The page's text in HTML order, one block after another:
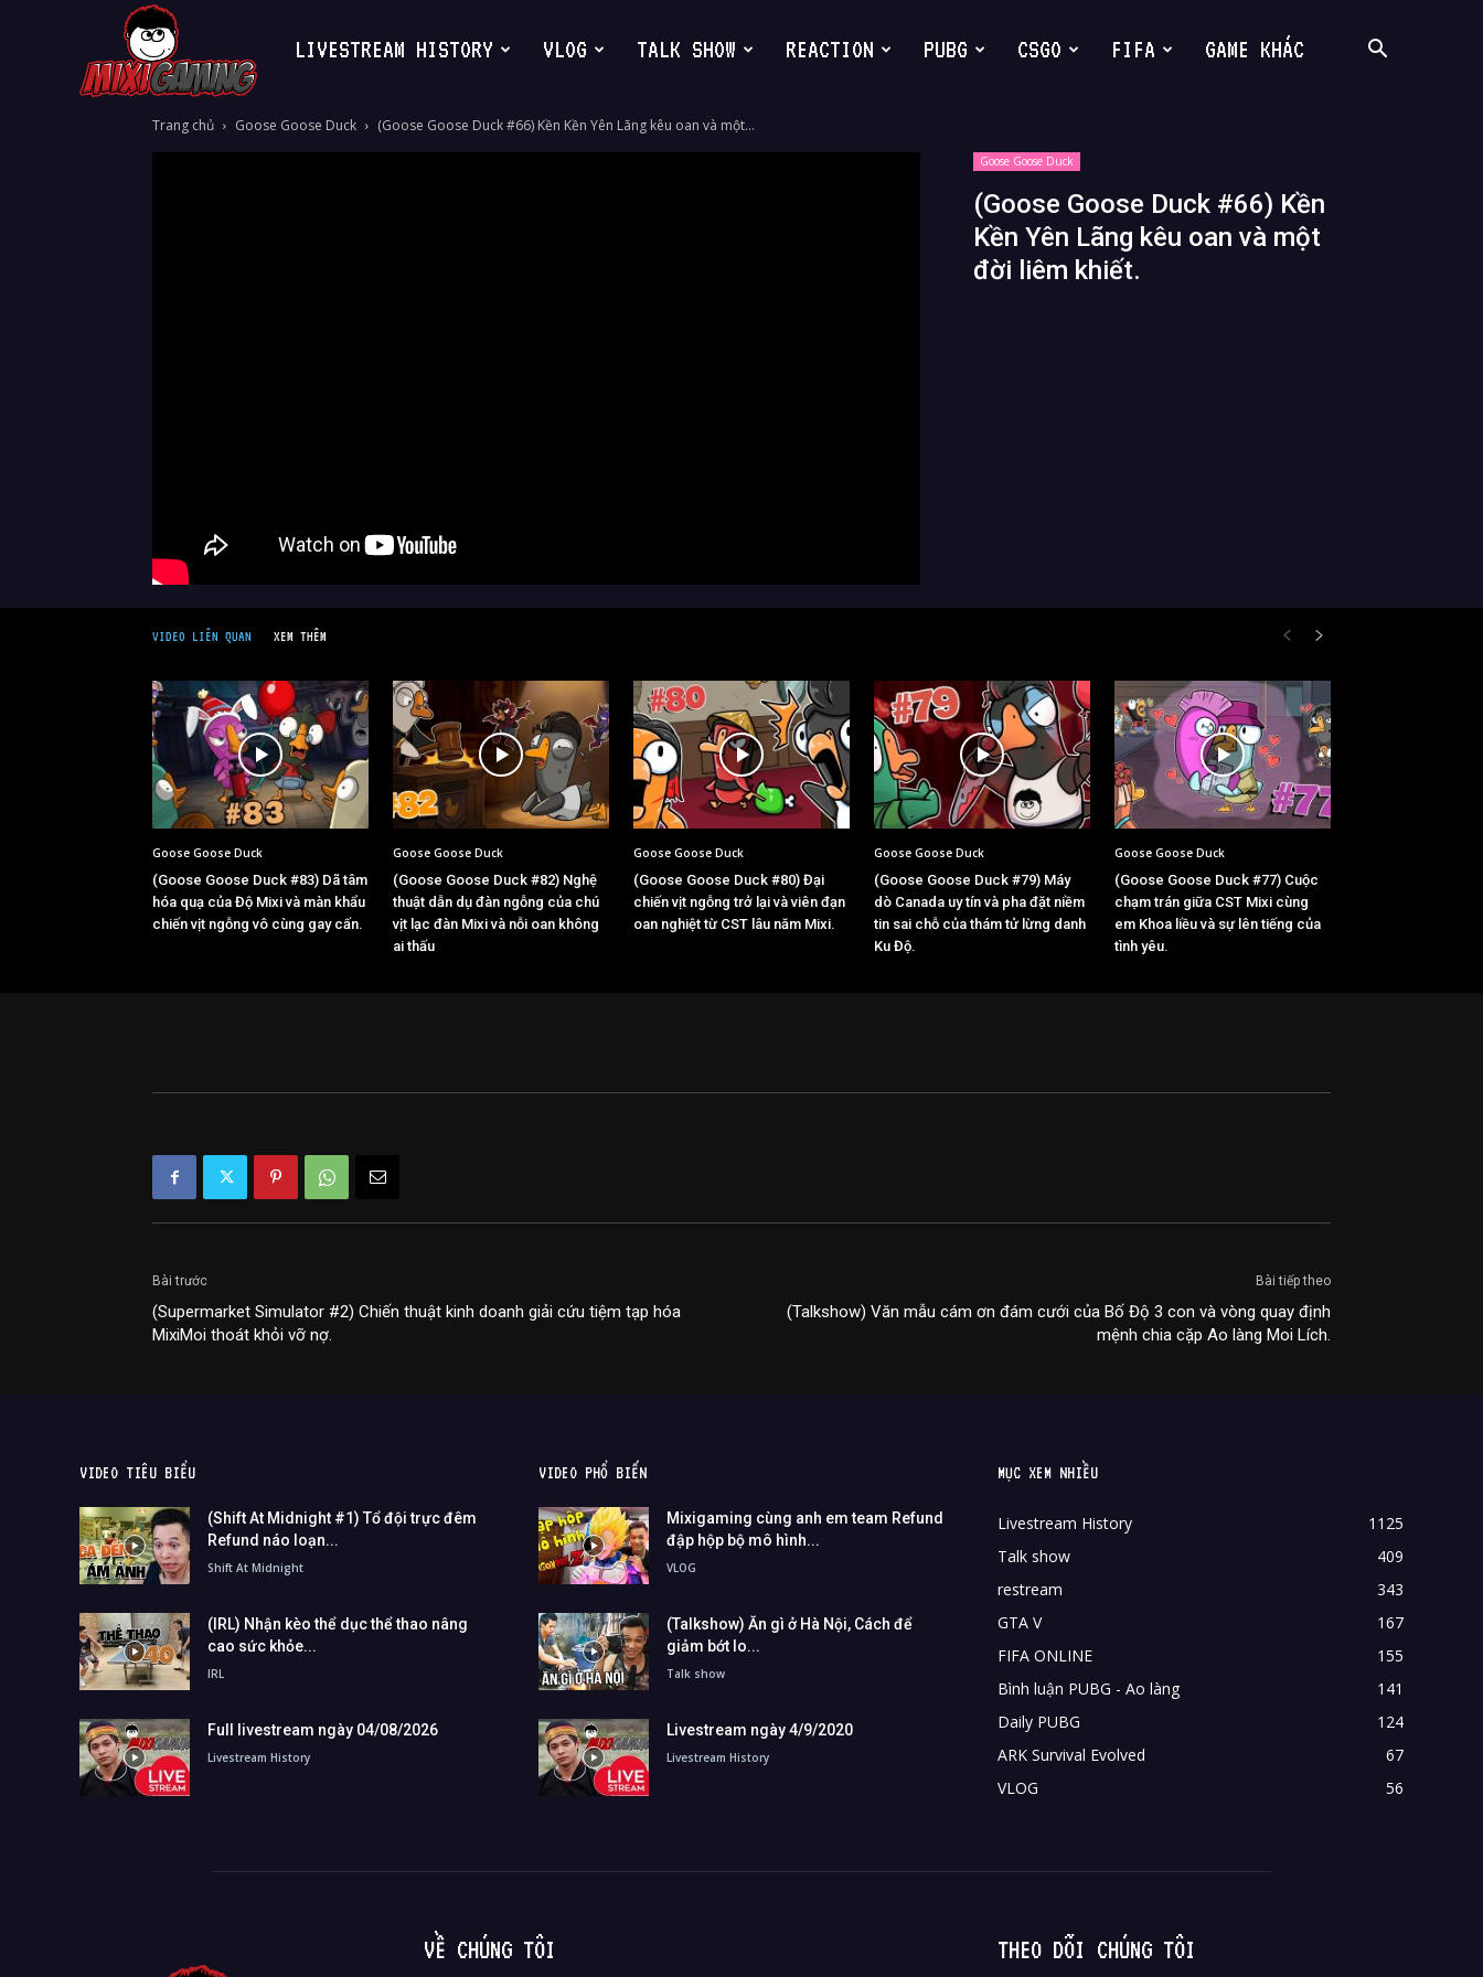
MixiGaming
LIVESTREAM HISTORY VLOG TALK SHOW REACTION PUBG CSGO FIFA GAME KHÁC
Trang chủ Goose Goose Duck (Goose Goose Duck #66) Kền Kền Yên Lãng kêu oan và một...
Goose Goose Duck
(Goose Goose Duck #66) Kền
Kền Yên Lãng kêu oan và một
đời liêm khiết.
VIDEO LIÊN QUAN XEM THÊM
Goose Goose Duck
(Goose Goose Duck #83) Dã tâm
hóa quạ của Độ Mixi và màn khẩu
chiến vịt ngỗng vô cùng gay cấn.
Goose Goose Duck
(Goose Goose Duck #82) Nghệ
thuật dẫn dụ đàn ngỗng của chú
vịt lạc đàn Mixi và nỗi oan không
ai thấu
Goose Goose Duck
(Goose Goose Duck #80) Đại
chiến vịt ngỗng trở lại và viên đạn
oan nghiệt từ CST lâu năm Mixi.
Goose Goose Duck
(Goose Goose Duck #79) Máy
dò Canada uy tín và pha đặt niềm
tin sai chỗ của thám tử lừng danh
Ku Độ.
Goose Goose Duck
(Goose Goose Duck #77) Cuộc
chạm trán giữa CST Mixi cùng
em Khoa liều và sự lên tiếng của
tình yêu.
Bài trước
(Supermarket Simulator #2) Chiến thuật kinh doanh giải cứu tiệm tạp hóa
MixiMoi thoát khỏi vỡ nợ.
Bài tiếp theo
(Talkshow) Văn mẫu cám ơn đám cưới của Bố Độ 3 con và vòng quay định
mệnh chia cặp Ao làng Moi Lích.
VIDEO TIÊU BIỂU
(Shift At Midnight #1) Tổ đội trực đêm
Refund náo loạn...
Shift At Midnight
(IRL) Nhận kèo thể dục thể thao nâng
cao sức khỏe...
IRL
Full livestream ngày 04/08/2026
Livestream History
VIDEO PHỔ BIẾN
Mixigaming cùng anh em team Refund
đập hộp bộ mô hình...
VLOG
(Talkshow) Ăn gì ở Hà Nội, Cách để
giảm bớt lo...
Talk show
Livestream ngày 4/9/2020
Livestream History
MỤC XEM NHIỀU
Livestream History
1125
Talk show
409
restream
343
GTA V
167
FIFA ONLINE
155
Bình luận PUBG - Ao làng
141
Daily PUBG
124
ARK Survival Evolved
67
VLOG
56
VỀ CHÚNG TÔI THEO DÕI CHÚNG TÔI